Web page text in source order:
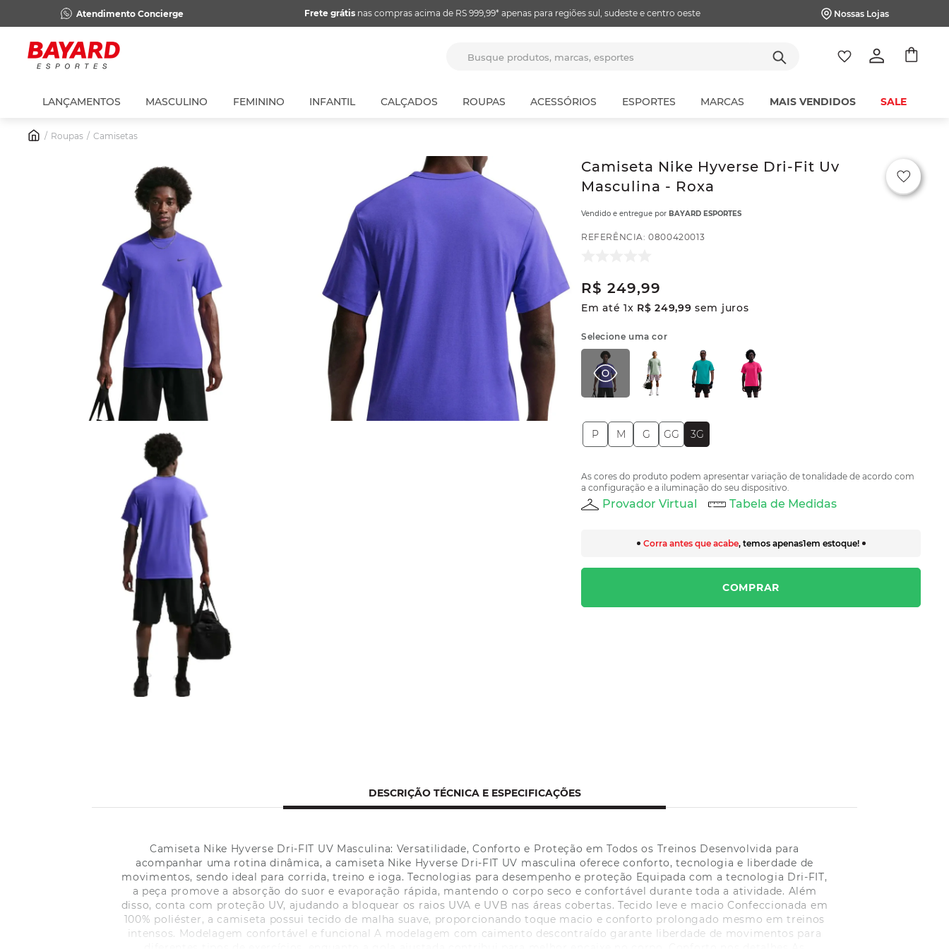
Atendimento Concierge Frete grátisnas compras acima de RS 999,99* apenas para regiões sul, sudeste e centro oeste Nossas Lojas
LANÇAMENTOS MASCULINO FEMININO INFANTIL CALÇADOS ROUPAS ACESSÓRIOS ESPORTES MARCAS MAIS VENDIDOS SALE
Roupas Camisetas
Camiseta Nike Hyverse Dri-Fit Uv
Masculina - Roxa
Vendido e entregue por BAYARD ESPORTES
REFERÊNCIA:0800420013
R$ 249,99
Em até 1x R$ 249,99 sem juros
Selecione uma cor
3G
G GG
M
P
As cores do produto podem apresentar variação de tonalidade de acordo com
a configuração e a iluminação do seu dispositivo.
Provador Virtual Tabela de Medidas
Corra antes que acabe, temos apenas1em estoque!
COMPRAR
DESCRIÇÃO TÉCNICA E ESPECIFICAÇÕES
Camiseta Nike Hyverse Dri-FIT UV Masculina: Versatilidade, Conforto e Proteção em Todos os Treinos Desenvolvida para
acompanhar uma rotina dinâmica, a camiseta Nike Hyverse Dri-FIT UV masculina oferece conforto, tecnologia e liberdade de
movimentos, sendo ideal para corrida, treino e ioga. Tecnologias para desempenho e proteção Equipada com a tecnologia Dri-FIT,
a peça promove a absorção do suor e evaporação rápida, mantendo o corpo seco e confortável durante toda a atividade. Além
disso, conta com proteção UV, ajudando a bloquear os raios UVA e UVB nas áreas cobertas. Tecido leve e macio Confeccionada em
100% poliéster, a camiseta possui tecido de malha suave, proporcionando toque macio e conforto prolongado mesmo em treinos
intensos. Modelagem confortável e funcional A modelagem com caimento descontraído garante liberdade de movimentos para